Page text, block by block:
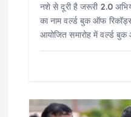
नशे से दूरी है जरूरी 2.0
का नाम वर्ल्ड बुक ऑफ
आयोजित समारोह में वर्ल्ड